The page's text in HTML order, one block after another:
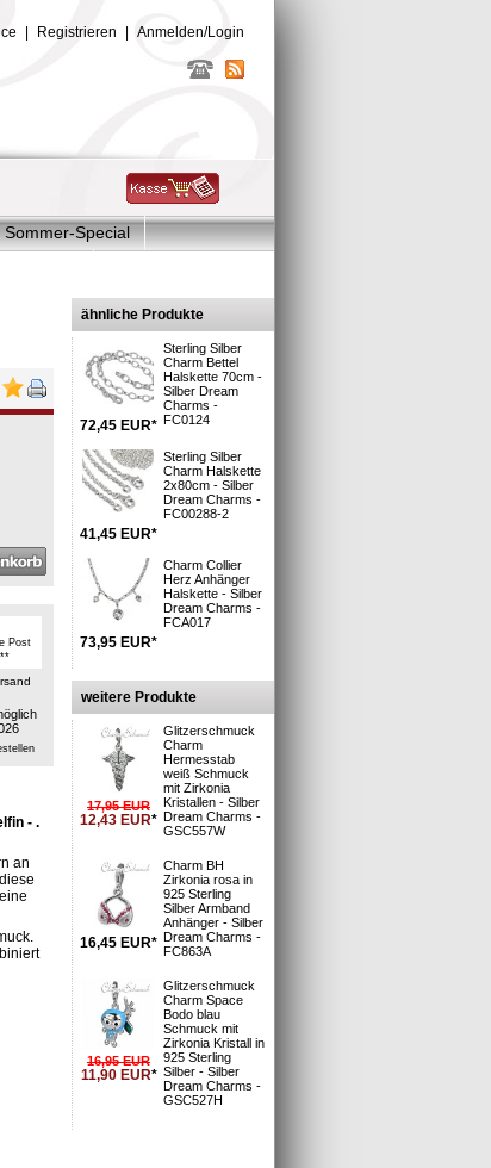
Registrieren Anmelden/Login
Sommer-Special
ähnliche Produkte
72,45 EUR*
Sterling Silber
Charm Bettel
Halskette 70cm -
Silber Dream
Charms -
FC0124
41,45 EUR*
Sterling Silber
Charm Halskette
2x80cm - Silber
Dream Charms -
FC00288-2
73,95 EUR*
Charm Collier
Herz Anhänger
Halskette - Silber
Dream Charms -
FCA017
weitere Produkte
17,95EUR
12,43 EUR*
Glitzerschmuck
Charm
Hermesstab
weiß Schmuck
mit Zirkonia
Kristallen - Silber
Dream Charms -
GSC557W
16,45 EUR*
Charm BH
Zirkonia rosa in
925 Sterling
Silber Armband
Anhänger - Silber
Dream Charms -
FC863A
16,95EUR
11,90 EUR*
Glitzerschmuck
Charm Space
Bodo blau
Schmuck mit
Zirkonia Kristall in
925 Sterling
Silber - Silber
Dream Charms -
GSC527H
Post
- .
an